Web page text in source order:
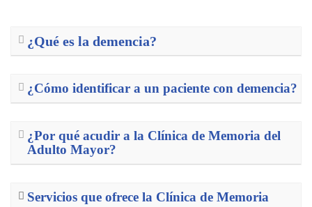
¿Qué es la demencia?
¿Cómo identificar a un paciente con demencia?
¿Por qué acudir a la Clínica de Memoria del
Adulto Mayor?
Servicios que ofrece la Clínica de Memoria